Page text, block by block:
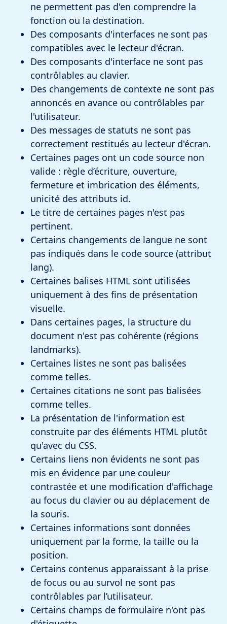
ne permettent pas d'en comprendre la
fonction ou la destination.
Des composants d'interfaces ne sont pas
compatibles avec le lecteur d'écran.
Des composants d'interface ne sont pas
contrôlables au clavier.
Des changements de contexte ne sont pas
annoncés en avance ou contrôlables par
l'utilisateur.
Des messages de statuts ne sont pas
correctement restitués au lecteur d'écran.
Certaines pages ont un code source non
valide : règle d’écriture, ouverture,
fermeture et imbrication des éléments,
unicité des attributs id.
Le titre de certaines pages n'est pas
pertinent.
Certains changements de langue ne sont
pas indiqués dans le code source (attribut
lang).
Certaines balises HTML sont utilisées
uniquement à des fins de présentation
visuelle.
Dans certaines pages, la structure du
document n'est pas cohérente (régions
landmarks).
Certaines listes ne sont pas balisées
comme telles.
Certaines citations ne sont pas balisées
comme telles.
La présentation de l'information est
construite par des éléments HTML plutôt
qu'avec du CSS.
Certains liens non évidents ne sont pas
mis en évidence par une couleur
contrastée et une modification d'affichage
au focus du clavier ou au déplacement de
la souris.
Certaines informations sont données
uniquement par la forme, la taille ou la
position.
Certains contenus apparaissant à la prise
de focus ou au survol ne sont pas
contrôlables par l’utilisateur.
Certains champs de formulaire n'ont pas